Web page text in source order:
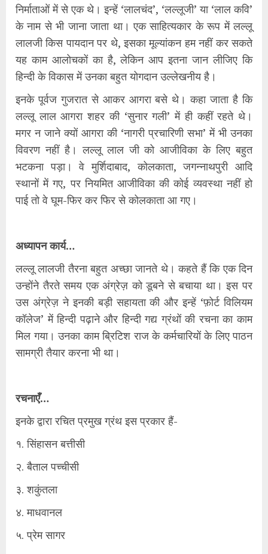
निर्माताओं में से एक थे। इन्हें ‘लालचंद’, ‘लल्लूजी’ या ‘लाल कवि’
के नाम से भी जाना जाता था। एक साहित्यकार के रूप में लल्लू
लालजी किस पायदान पर थे, इसका मूल्यांकन हम नहीं कर सकते
यह काम आलोचकों का है, लेकिन आप इतना जान लीजिए कि
हिन्दी के विकास में उनका बहुत योगदान उल्लेखनीय है।
इनके पूर्वज गुजरात से आकर आगरा बसे थे। कहा जाता है कि
लल्लू लाल आगरा शहर की ‘सुनार गली’ में ही कहीं रहते थे।
मगर न जाने क्यों आगरा की ‘नागरी प्रचारिणी सभा’ में भी उनका
विवरण नहीं है। लल्लू लाल जी को आजीविका के लिए बहुत
भटकना पड़ा। वे मुर्शिदाबाद, कोलकाता, जगन्नाथपुरी आदि
स्थानों में गए, पर नियमित आजीविका की कोई व्यवस्था नहीं हो
पाई तो वे घूम-फिर कर फिर से कोलकाता आ गए।
अध्यापन कार्य…
लल्लू लालजी तैरना बहुत अच्छा जानते थे। कहते हैं कि एक दिन
उन्होंने तैरते समय एक अंग्रेज़ को डूबने से बचाया था। इस पर
उस अंग्रेज़ ने इनकी बड़ी सहायता की और इन्हें ‘फ़ोर्ट विलियम
कॉलेज’ में हिन्दी पढ़ाने और हिन्दी गद्य ग्रंथों की रचना का काम
मिल गया। उनका काम ब्रिटिश राज के कर्मचारियों के लिए पाठन
सामग्री तैयार करना भी था।
रचनाएँ…
इनके द्वारा रचित प्रमुख ग्रंथ इस प्रकार हैं-
१. सिंहासन बत्तीसी
२. बैताल पच्चीसी
३. शकुंतला
४. माधवानल
५. प्रेम सागर